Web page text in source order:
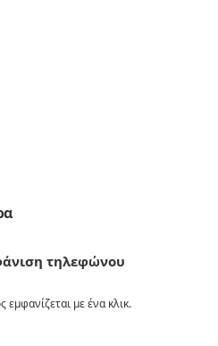
τηλεφώνου
εμφανίζεται με ένα κλικ.